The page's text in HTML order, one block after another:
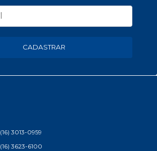
CADASTRAR
(16) 3013-0959
(16) 3623-6100